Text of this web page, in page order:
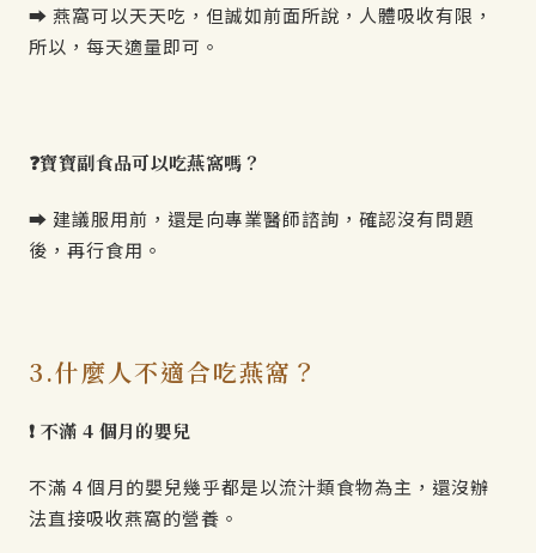
➡️ 燕窩可以天天吃，但誠如前面所說，人體吸收有限，
所以，每天適量即可。
❓寶寶副食品可以吃燕窩嗎？
➡️ 建議服用前，還是向專業醫師諮詢，確認沒有問題
後，再行食用。
3.什麼人不適合吃燕窩？
❗ 不滿 4 個月的嬰兒
不滿 4 個月的嬰兒幾乎都是以流汁類食物為主，還沒辦
法直接吸收燕窩的營養。